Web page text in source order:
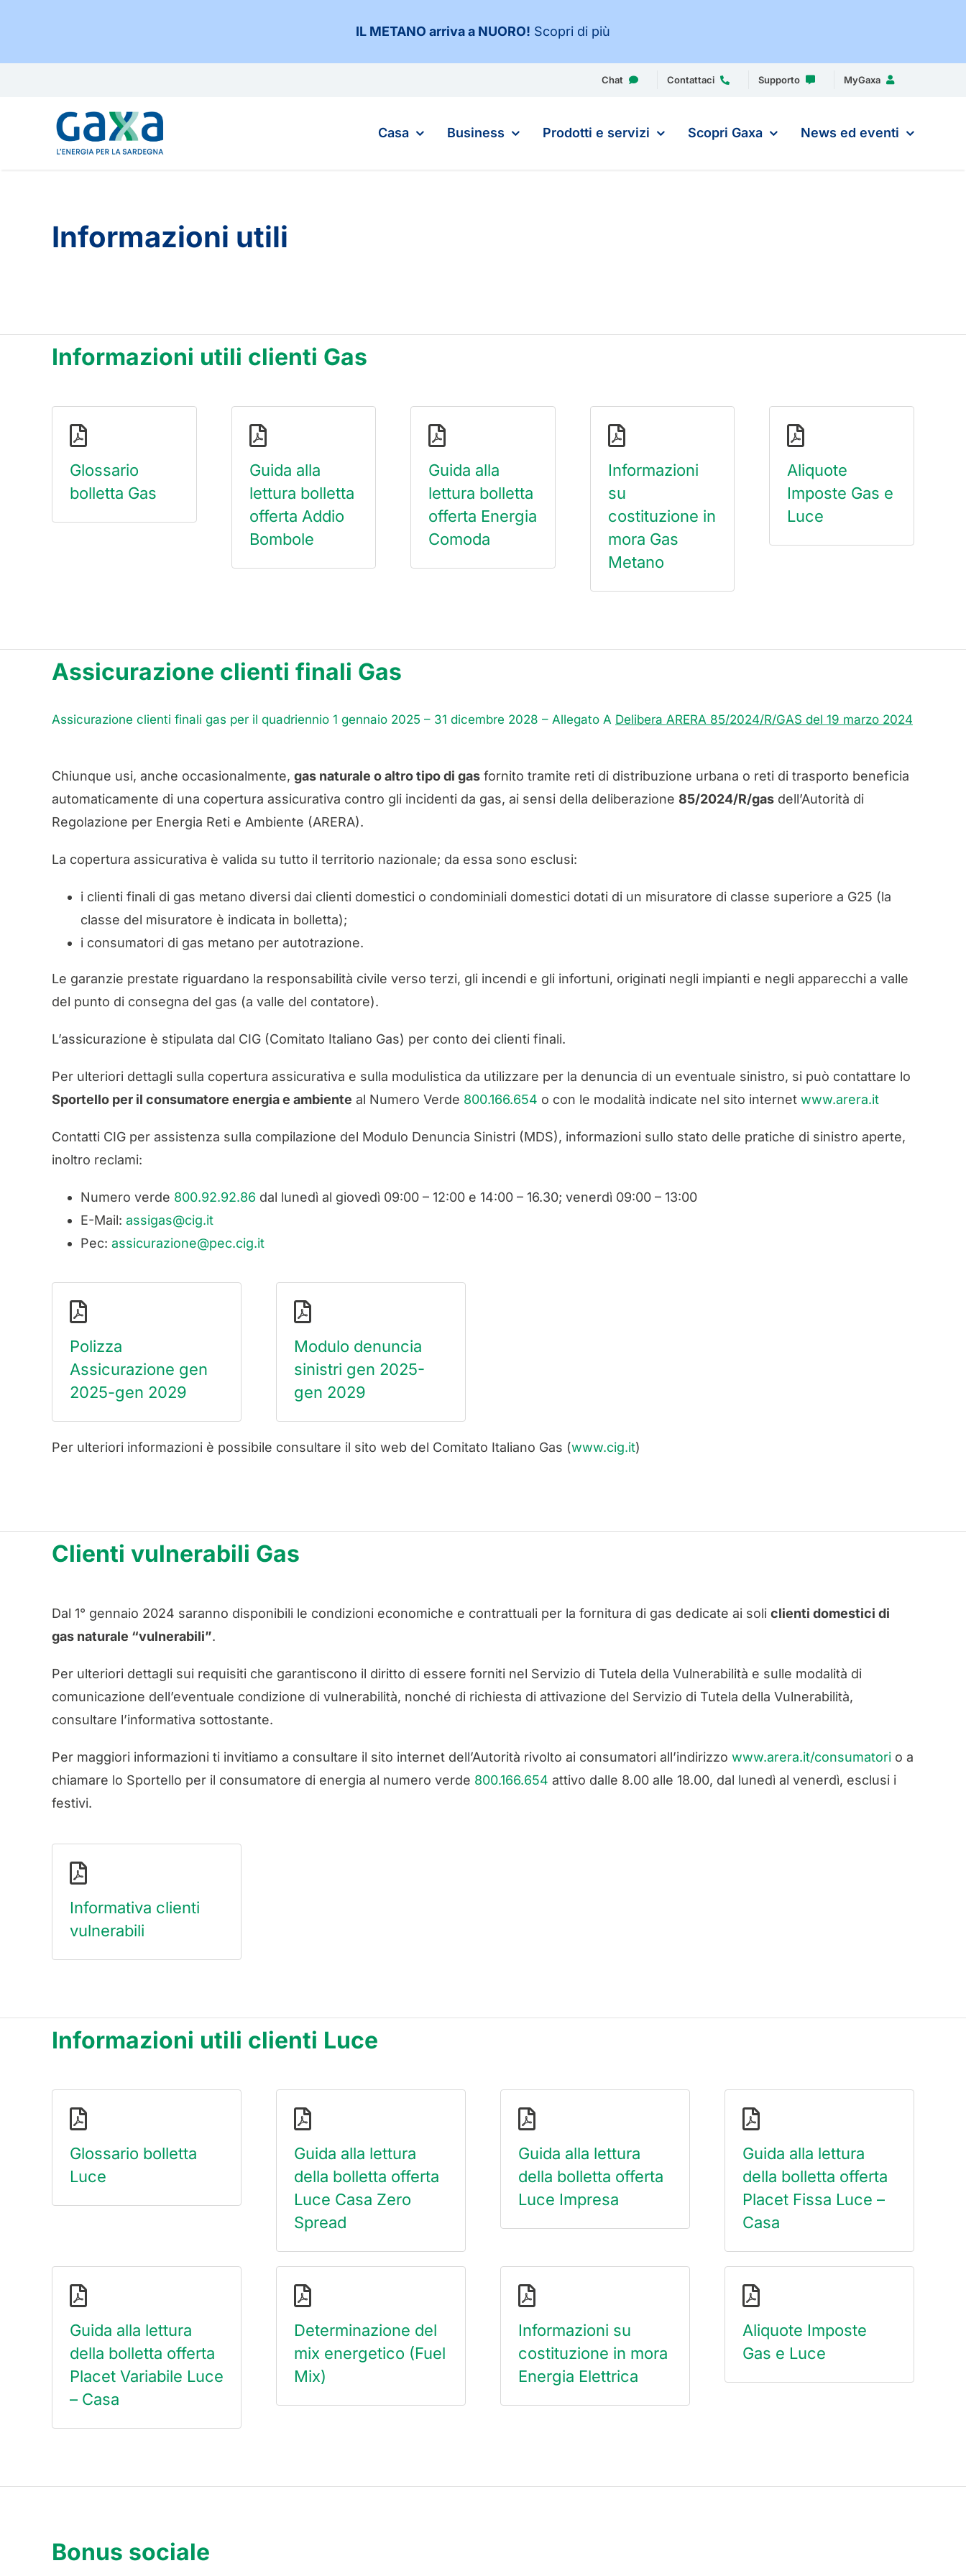
IL METANO arriva a NUORO! Scopri di più
contenuto
Chat Contattaci Supporto MyGaxa
Casa Business Prodotti e servizi Scopri Gaxa News ed eventi
Informazioni utili
Informazioni utili clienti Gas
Glossario
bolletta Gas
Guida alla
lettura bolletta
offerta Addio
Bombole
Guida alla
lettura bolletta
offerta Energia
Comoda
Informazioni
su
costituzione in
mora Gas
Metano
Aliquote
Imposte Gas e
Luce
Assicurazione clienti finali Gas
Assicurazione clienti finali gas per il quadriennio 1 gennaio 2025 – 31 dicembre 2028 – Allegato A Delibera ARERA 85/2024/R/GAS del 19 marzo 2024
Chiunque usi, anche occasionalmente, gas naturale o altro tipo di gasfornito tramite reti di distribuzione urbana o reti di trasporto beneficia
automaticamente di una copertura assicurativa contro gli incidenti da gas, ai sensi della deliberazione 85/2024/R/gasdell’Autorità di
Regolazione per Energia Reti e Ambiente (ARERA).
La copertura assicurativa è valida su tutto il territorio nazionale; da essa sono esclusi:
i clienti finali di gas metano diversi dai clienti domestici o condominiali domestici dotati di un misuratore di classe superiore a G25 (la
classe del misuratore è indicata in bolletta);
i consumatori di gas metano per autotrazione.
Le garanzie prestate riguardano la responsabilità civile verso terzi, gli incendi e gli infortuni, originati negli impianti e negli apparecchi a valle
del punto di consegna del gas (a valle del contatore).
L’assicurazione è stipulata dal CIG (Comitato Italiano Gas) per conto dei clienti finali.
Per ulteriori dettagli sulla copertura assicurativa e sulla modulistica da utilizzare per la denuncia di un eventuale sinistro, si può contattare lo
Sportello per il consumatore energia e ambiente al Numero Verde 800.166.654 o con le modalità indicate nel sito internet www.arera.it
Contatti CIG per assistenza sulla compilazione del Modulo Denuncia Sinistri (MDS), informazioni sullo stato delle pratiche di sinistro aperte,
inoltro reclami:
Numero verde 800.92.92.86 dal lunedì al giovedì 09:00 – 12:00 e 14:00 – 16.30; venerdì 09:00 – 13:00
E-Mail: assigas@cig.it
Pec: assicurazione@pec.cig.it
Polizza
Assicurazione gen
2025-gen 2029
Modulo denuncia
sinistri gen 2025-
gen 2029
Per ulteriori informazioni è possibile consultare il sito web del Comitato Italiano Gas (www.cig.it)
Clienti vulnerabili Gas
Dal 1° gennaio 2024 saranno disponibili le condizioni economiche e contrattuali per la fornitura di gas dedicate ai soli clienti domestici di
gas naturale “vulnerabili”.
Per ulteriori dettagli sui requisiti che garantiscono il diritto di essere forniti nel Servizio di Tutela della Vulnerabilità e sulle modalità di
comunicazione dell’eventuale condizione di vulnerabilità, nonché di richiesta di attivazione del Servizio di Tutela della Vulnerabilità,
consultare l’informativa sottostante.
Per maggiori informazioni ti invitiamo a consultare il sito internet dell’Autorità rivolto ai consumatori all’indirizzo www.arera.it/consumatorio a
chiamare lo Sportello per il consumatore di energia al numero verde 800.166.654 attivo dalle 8.00 alle 18.00, dal lunedì al venerdì, esclusi i
festivi.
Informativa clienti
vulnerabili
Informazioni utili clienti Luce
Glossario bolletta
Luce
Guida alla lettura
della bolletta offerta
Luce Casa Zero
Spread
Guida alla lettura
della bolletta offerta
Luce Impresa
Guida alla lettura
della bolletta offerta
Placet Fissa Luce –
Casa
Guida alla lettura
della bolletta offerta
Placet Variabile Luce
– Casa
Determinazione del
mix energetico (Fuel
Mix)
Informazioni su
costituzione in mora
Energia Elettrica
Aliquote Imposte
Gas e Luce
Bonus sociale